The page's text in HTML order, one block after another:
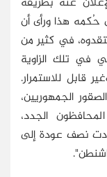
هذا ورأى أن
في كثير من
في تلك الزاوية
قابل للاستمرار.
الجمهوريين،
الجدد،
نصف عودة إلى